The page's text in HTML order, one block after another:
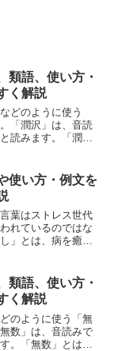
類語、使い方・
く解説
どのように使う
「潤沢」は、音読
読みます。「潤
小説などの用例を
やすく解...
使い方・例文を
葉はストレス世代
れているのではな
」とは、病を癒す
味があります。今
う言...
類語、使い方・
く解説
のように使う「無
数」は、音読みで
。「無数」とは、